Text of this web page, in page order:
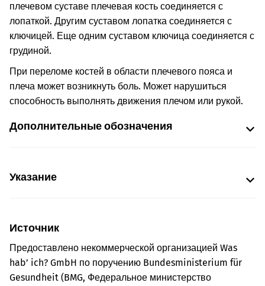
плечевом суставе плечевая кость соединяется с
лопаткой. Другим суставом лопатка соединяется с
ключицей. Еще одним суставом ключица соединяется с
грудиной.
При переломе костей в области плечевого пояса и
плеча может возникнуть боль. Может нарушиться
способность выполнять движения плечом или рукой.
Дополнительные обозначения
Указание
Источник
Предоставлено некоммерческой организацией Was
hab’ ich? GmbH по поручению Bundesministerium für
Gesundheit (BMG, Федеральное министерство